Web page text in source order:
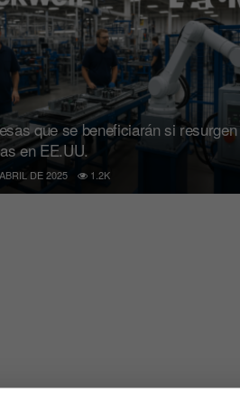
que se beneficiarán si resurgen
en EE.UU.
DE 2025 1.2K